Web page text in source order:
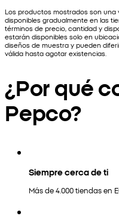
Los productos mostrados son
disponibles gradualmente en las
términos de precio, cantidad y
estarán disponibles solo en
diseños de muestra y pueden
válida hasta agotar existencias.
¿Por qué
Pepco?
Siempre cerca de ti
Más de 4.000 tiendas en